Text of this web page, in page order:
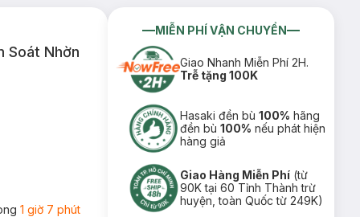
Soát Nhờn
1 giờ 7 phút
MIỄN PHÍ VẬN CHUYỂN
Giao Nhanh Miễn Phí 2H.
Trễ tặng 100K
Hasaki đền bù100% hãng
đền bù100% nếu phát hiện
hàng giả
Giao Hàng Miễn Phí (từ
90K tại 60 Tỉnh Thành trừ
huyện, toàn Quốc từ 249K)